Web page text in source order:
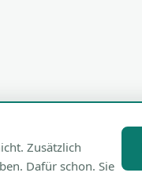
Zusätzlich
Dafür schon. Sie